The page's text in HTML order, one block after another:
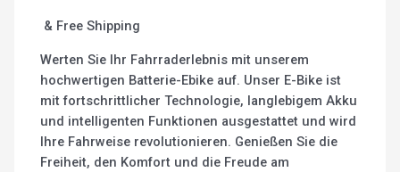
& Free Shipping
Werten Sie Ihr Fahrraderlebnis mit unserem
hochwertigen Batterie-Ebike auf. Unser E-Bike ist
mit fortschrittlicher Technologie, langlebigem Akku
und intelligenten Funktionen ausgestattet und wird
Ihre Fahrweise revolutionieren. Genießen Sie die
Freiheit, den Komfort und die Freude am